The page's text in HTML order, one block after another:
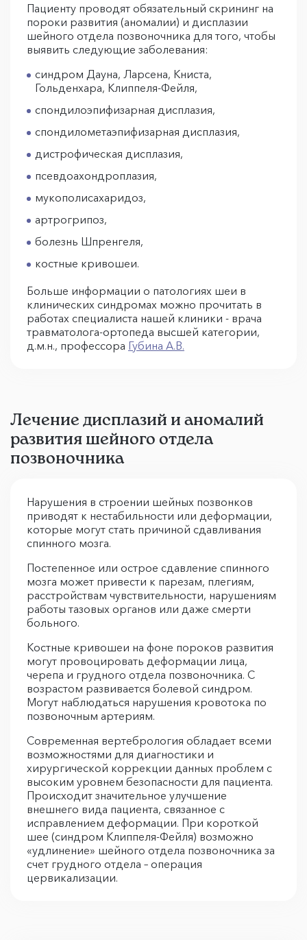
Пациенту проводят обязательный скрининг на
пороки развития (аномалии) и дисплазии
шейного отдела позвоночника для того, чтобы
выявить следующие заболевания:
синдром Дауна, Ларсена, Книста,
Гольденхара, Клиппеля-Фейля,
спондилоэпифизарная дисплазия,
спондилометаэпифизарная дисплазия,
дистрофическая дисплазия,
псевдоахондроплазия,
мукополисахаридоз,
артрогрипоз,
болезнь Шпренгеля,
костные кривошеи.
Больше информации о патологиях шеи в
клинических синдромах можно прочитать в
работах специалиста нашей клиники - врача
травматолога-ортопеда высшей категории,
д.м.н., профессора Губина А.В.
Лечение дисплазий и аномалий
развития шейного отдела
позвоночника
Нарушения в строении шейных позвонков
приводят к нестабильности или деформации,
которые могут стать причиной сдавливания
спинного мозга.
Постепенное или острое сдавление спинного
мозга может привести к парезам, плегиям,
расстройствам чувствительности, нарушениям
работы тазовых органов или даже смерти
больного.
Костные кривошеи на фоне пороков развития
могут провоцировать деформации лица,
черепа и грудного отдела позвоночника. С
возрастом развивается болевой синдром.
Могут наблюдаться нарушения кровотока по
позвоночным артериям.
Современная вертебрология обладает всеми
возможностями для диагностики и
хирургической коррекции данных проблем с
высоким уровнем безопасности для пациента.
Происходит значительное улучшение
внешнего вида пациента, связанное с
исправлением деформации. При короткой
шее (синдром Клиппеля-Фейля) возможно
«удлинение» шейного отдела позвоночника за
счет грудного отдела – операция
цервикализации.